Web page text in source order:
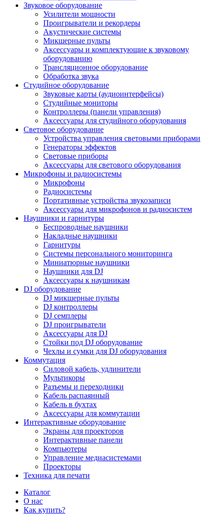
Звуковое оборудование
Усилители мощности
Проигрыватели и рекордеры
Акустические системы
Микшерные пульты
Аксессуары и комплектующие к звуковому
оборудованию
Трансляционное оборудование
Обработка звука
Студийное оборудование
Звуковые карты (аудиоинтерфейсы)
Студийные мониторы
Контроллеры (панели управления)
Аксессуары для студийного оборудования
Световое оборудование
Устройства управления световыми приборами
Генераторы эффектов
Световые приборы
Аксессуары для светового оборудования
Микрофоны и радиосистемы
Микрофоны
Радиосистемы
Портативные устройства звукозаписи
Аксессуары для микрофонов и радиосистем
Наушники и гарнитуры
Беспроводные наушники
Накладные наушники
Гарнитуры
Системы персонального мониторинга
Миниатюрные наушники
Наушники для DJ
Аксессуары к наушникам
DJ оборудование
DJ микшерные пульты
DJ контроллеры
DJ семплеры
DJ проигрыватели
Аксессуары для DJ
Стойки под DJ оборудование
Чехлы и сумки для DJ оборудования
Коммутация
Силовой кабель, удлинители
Мультикоры
Разъемы и переходники
Кабель распаянный
Кабель в бухтах
Аксессуары для коммутации
Интерактивные оборудование
Экраны для проекторов
Интерактивные панели
Компьютеры
Управление медиасистемами
Проекторы
Техника для печати
Каталог
О нас
Как купить?